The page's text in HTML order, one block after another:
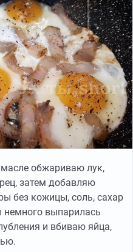
обжариваю лук,
затем добавляю
без кожицы, соль, сахар
немного выпарилась
и вбиваю яйца,